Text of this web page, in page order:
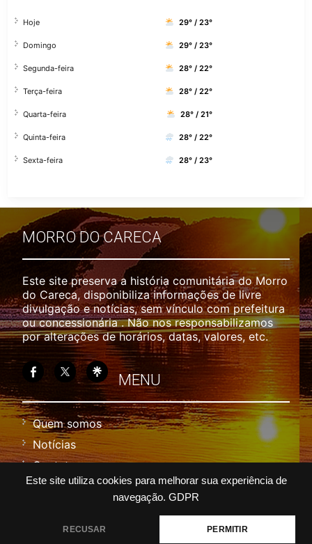
Este site utiliza cookies para melhorar sua experiência de
navegação. GDPR
RECUSAR PERMITIR
Hoje 29° / 23°
Domingo 29° / 23°
Segunda-feira 28° / 22°
Terça-feira 28° / 22°
Quarta-feira 28° / 21°
Quinta-feira 28° / 22°
Sexta-feira 28° / 23°
MORRO DO CARECA
Este site preserva a história comunitária do Morro
do Careca, disponibiliza informações de livre
divulgação e notícias, sem vínculo com prefeitura
ou concessionária . Não nos responsabilizamos
por alterações de horários, datas, valores, etc.
MENU
Quem somos
Notícias
Contato
Política